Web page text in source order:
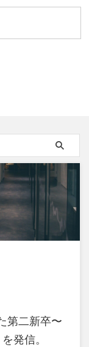
第二新卒〜
発信。